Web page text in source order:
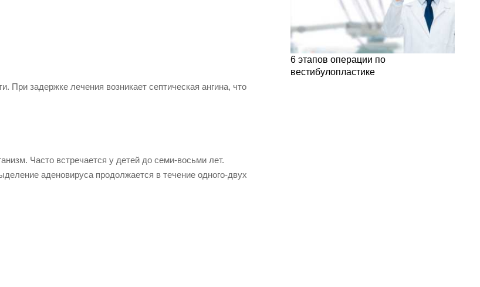
При задержке лечения возникает септическая ангина, что
Часто встречается у детей до семи-восьми лет.
аденовируса продолжается в течение одного-двух
6 этапов операции по
вестибулопластике